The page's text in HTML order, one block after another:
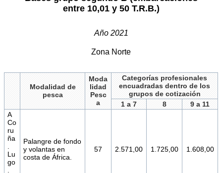
entre 10,01 y 50 T.R.B.)
Año 2021
Zona Norte
Modalidad de
pesca
Moda
lidad
Pesc
a
Categorías profesionales
encuadradas dentro de los
grupos de cotización
1 a 7
8
9 a 11
A
Co
ru
ña
Lu
go
Palangre de fondo
y volantas en
costa de África.
57 2.571,00 1.725,00 1.608,00